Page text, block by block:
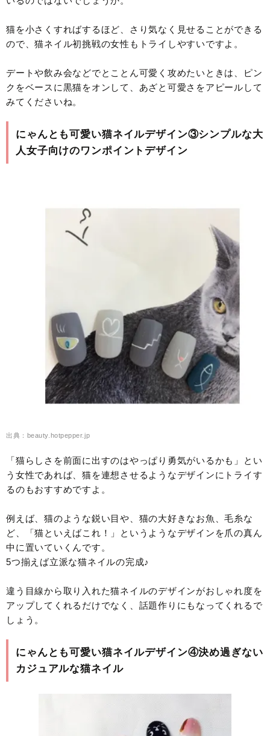
猫を小さくすればするほど、さり気なく見せることができる
ので、猫ネイル初挑戦の女性もトライしやすいですよ。
デートや飲み会などでとことん可愛く攻めたいときは、ピン
クをベースに黒猫をオンして、あざと可愛さをアピールして
みてくださいね。
にゃんとも可愛い猫ネイルデザイン③シンプルな大
人女子向けのワンポイントデザイン
出典：beauty.hotpepper.jp
「猫らしさを前面に出すのはやっぱり勇気がいるかも」とい
う女性であれば、猫を連想させるようなデザインにトライす
るのもおすすめですよ。
例えば、猫のような鋭い目や、猫の大好きなお魚、毛糸な
ど、「猫といえばこれ！」というようなデザインを爪の真ん
中に置いていくんです。
5つ揃えば立派な猫ネイルの完成♪
違う目線から取り入れた猫ネイルのデザインがおしゃれ度を
アップしてくれるだけでなく、話題作りにもなってくれるで
しょう。
にゃんとも可愛い猫ネイルデザイン④決め過ぎない
カジュアルな猫ネイル